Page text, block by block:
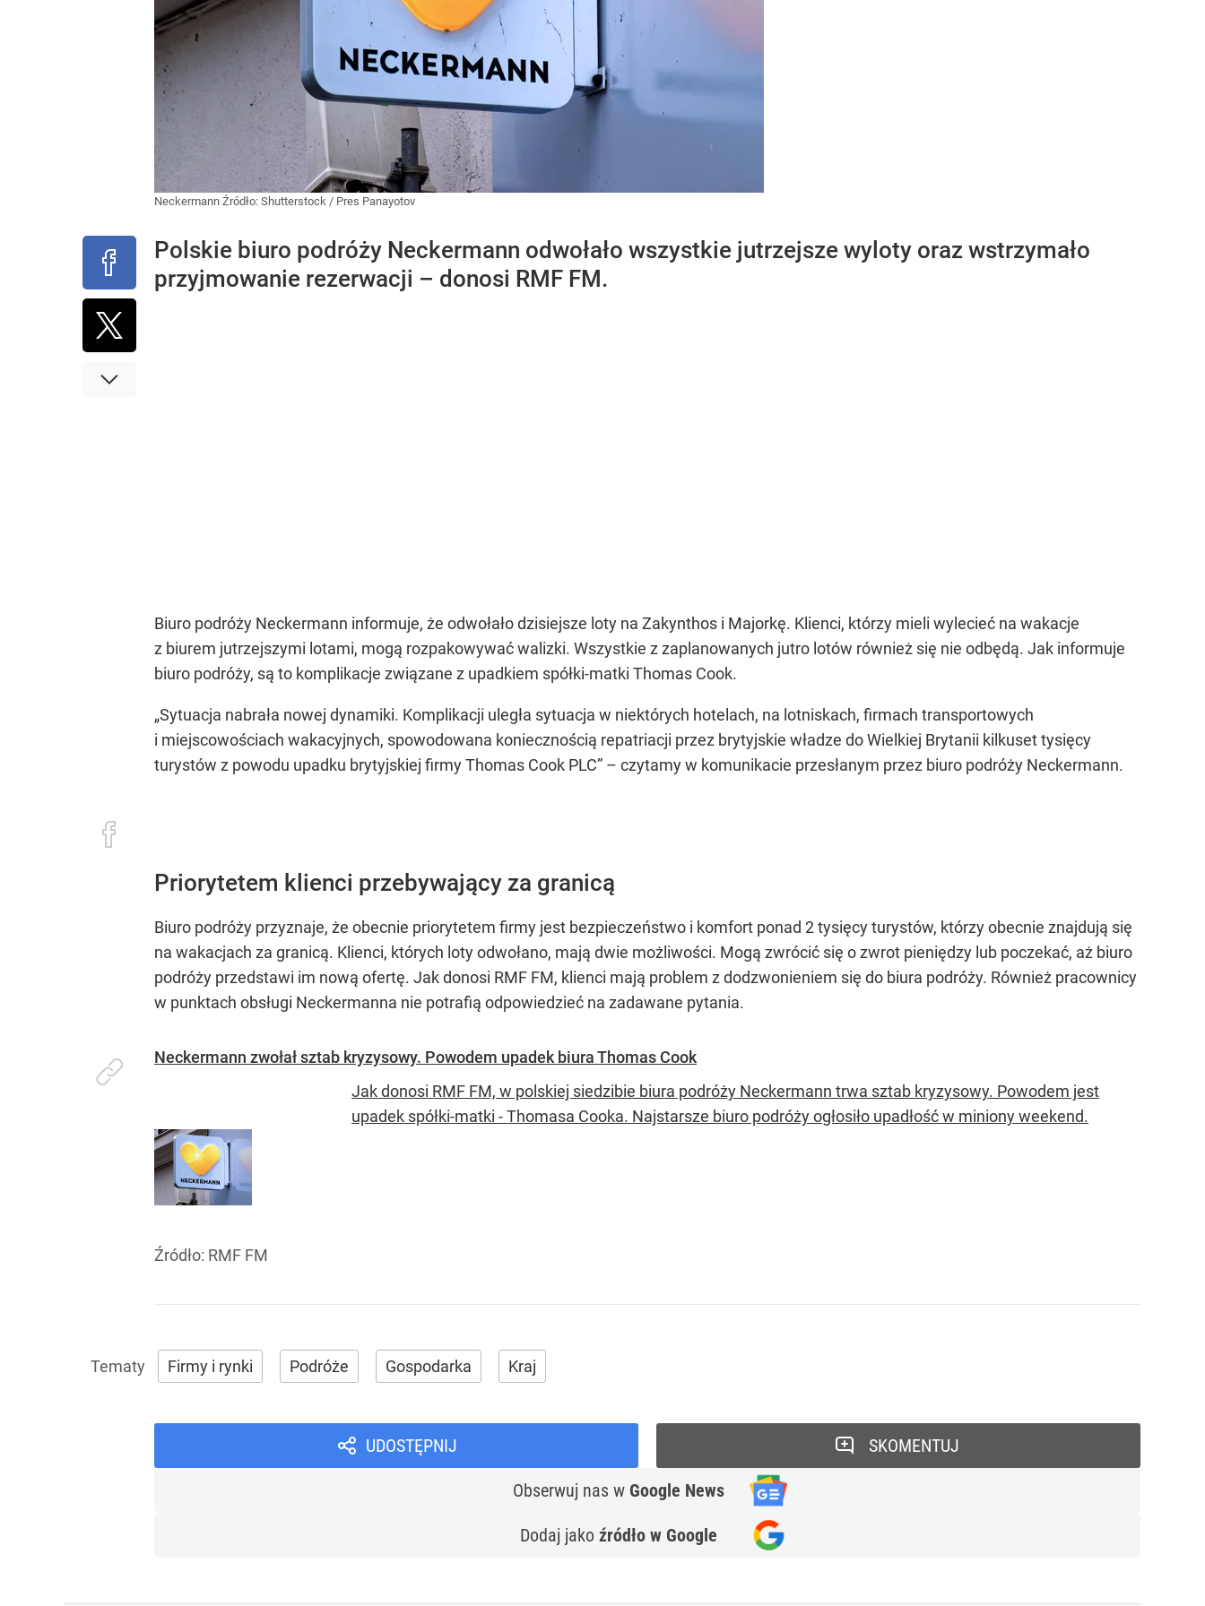
Neckermann Źródło: Shutterstock / Pres Panayotov
Polskie biuro podróży Neckermann odwołało wszystkie jutrzejsze wyloty oraz wstrzymało
przyjmowanie rezerwacji – donosi RMF FM.
Biuro podróży Neckermann informuje, że odwołało dzisiejsze loty na Zakynthos i Majorkę. Klienci, którzy mieli wylecieć na wakacje
z biurem jutrzejszymi lotami, mogą rozpakowywać walizki. Wszystkie z zaplanowanych jutro lotów również się nie odbędą. Jak informuje
biuro podróży, są to komplikacje związane z upadkiem spółki-matki Thomas Cook.
„Sytuacja nabrała nowej dynamiki. Komplikacji uległa sytuacja w niektórych hotelach, na lotniskach, firmach transportowych
i miejscowościach wakacyjnych, spowodowana koniecznością repatriacji przez brytyjskie władze do Wielkiej Brytanii kilkuset tysięcy
turystów z powodu upadku brytyjskiej firmy Thomas Cook PLC” – czytamy w komunikacie przesłanym przez biuro podróży Neckermann.
Priorytetem klienci przebywający za granicą
Biuro podróży przyznaje, że obecnie priorytetem firmy jest bezpieczeństwo i komfort ponad 2 tysięcy turystów, którzy obecnie znajdują się
na wakacjach za granicą. Klienci, których loty odwołano, mają dwie możliwości. Mogą zwrócić się o zwrot pieniędzy lub poczekać, aż biuro
podróży przedstawi im nową ofertę. Jak donosi RMF FM, klienci mają problem z dodzwonieniem się do biura podróży. Również pracownicy
w punktach obsługi Neckermanna nie potrafią odpowiedzieć na zadawane pytania.
Neckermann zwołał sztab kryzysowy. Powodem upadek biura Thomas Cook
Jak donosi RMF FM, w polskiej siedzibie biura podróży Neckermann trwa sztab kryzysowy. Powodem jest
upadek spółki-matki - Thomasa Cooka. Najstarsze biuro podróży ogłosiło upadłość w miniony weekend.
Źródło: RMF FM
Firmy i rynki Podróże Gospodarka Kraj
UDOSTĘPNIJ
Obserwuj nas w Google News
Dodaj jako źródło w Google
SKOMENTUJ